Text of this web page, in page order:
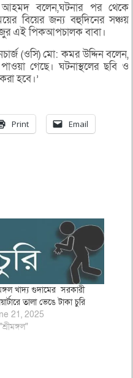
আহমদ বলেন,ঘটনার পর থেকে
বিয়ের জন্য বহুদিনের সঞ্চয়
এই পিকআপচালক বাবা।
(ওসি) মো: কমর উদ্দিন বলেন,
গেছে। ঘটনাস্থলের ছবি ও
হবে।’
Print Email
খাদ্য গুদামের সরকারী
তালা ভেঙে টাকা চুরি
21, 2025